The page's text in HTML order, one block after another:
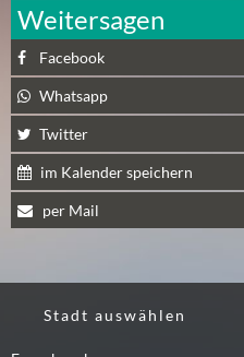
E
F
R
E
I
T
A
0
Weitersagen
Facebook
Whatsapp
Twitter
im Kalender speichern
per Mail
Stadt auswählen